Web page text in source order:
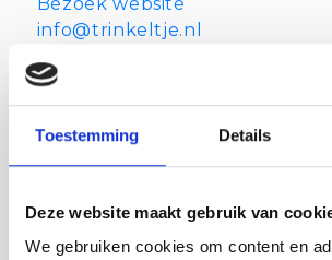
Toestemming Details
Deze website maakt gebruik van
We gebruiken cookies om content en
info@trinkeltje.nl
Volg ons